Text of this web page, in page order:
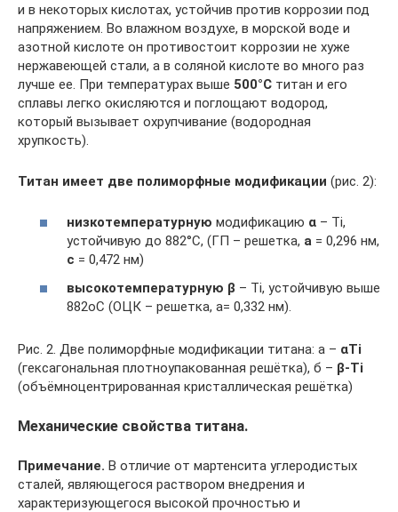
и в некоторых кислотах, устойчив против коррозии под
напряжением. Во влажном воздухе, в морской воде и
азотной кислоте он противостоит коррозии не хуже
нержавеющей стали, а в соляной кислоте во много раз
лучше ее. При температурах выше 500°С титан и его
сплавы легко окисляются и поглощают водород,
который вызывает охрупчивание (водородная
хрупкость).
Титан имеет две полиморфные модификации (рис. 2):
низкотемпературную модификацию α – Ti,
устойчивую до 882°С, (ГП – решетка, а = 0,296 нм,
с = 0,472 нм)
высокотемпературную β – Ti, устойчивую выше
882оС (ОЦК – решетка, а= 0,332 нм).
Рис. 2. Две полиморфные модификации титана: а – αТi
(гексагональная плотноупакованная решётка), б – β-Тi
(объёмноцентрированная кристаллическая решётка)
Механические свойства титана.
Примечание. В отличие от мартенсита углеродистых
сталей, являющегося раствором внедрения и
характеризующегося высокой прочностью и